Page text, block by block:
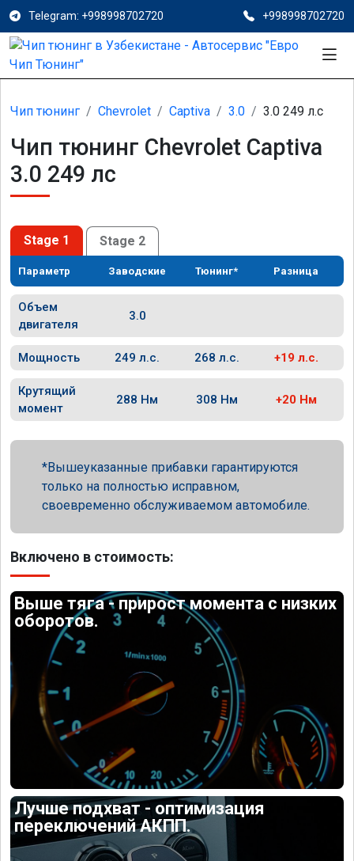
Telegram: +998998702720 +998998702720
Чип тюнинг Chevrolet Captiva 3.0 3.0 249 л.с
Чип тюнинг Chevrolet Captiva
3.0 249 лс
Stage 1 Stage 2
Параметр Заводские Тюнинг* Разница
Объем
двигателя
3.0
Мощность 249 л.с. 268 л.с. +19 л.с.
Крутящий
момент
288 Нм 308 Нм +20 Нм
Вышеуказанные прибавки гарантируются
только на полностью исправном,
своевременно обслуживаемом автомобиле.
Включено в стоимость:
Выше тяга - прирост момента с низких
оборотов.
Лучше подхват - оптимизация
переключений АКПП.